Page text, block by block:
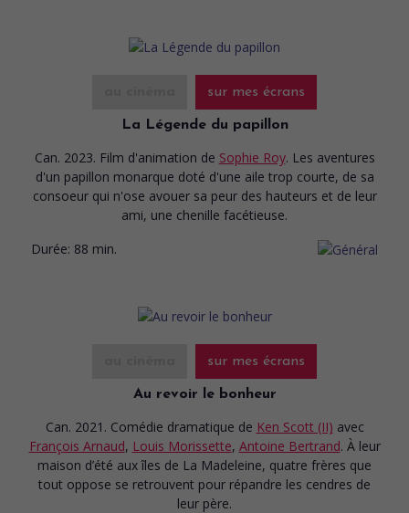
sur mes écrans
La Légende du papillon
Can. 2023. Film d'animation de Sophie Roy. Les aventures
d'un papillon monarque doté d'une aile trop courte, de sa
consoeur qui n'ose avouer sa peur des hauteurs et de leur
ami, une chenille facétieuse.
Durée: 88 min.
sur mes écrans
Au revoir le bonheur
Can. 2021. Comédie dramatique de Ken Scott (II) avec
François Arnaud, Louis Morissette, Antoine Bertrand. À leur
maison d’été aux îles de La Madeleine, quatre frères que
tout oppose se retrouvent pour répandre les cendres de
leur père.